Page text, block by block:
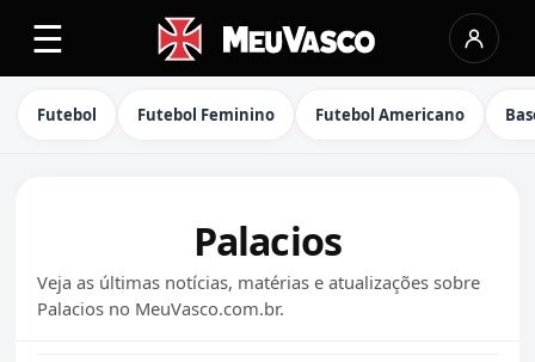
☰
Futebol Futebol Feminino Futebol Americano
Palacios
Veja as últimas notícias, matérias e atualizações sobre
Palacios no MeuVasco.com.br.